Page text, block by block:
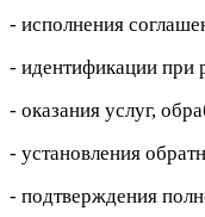
- исполнения
- идентификации при
- оказания услуг,
- установления
- подтверждения